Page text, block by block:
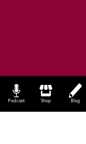
Podcast Shop Blog